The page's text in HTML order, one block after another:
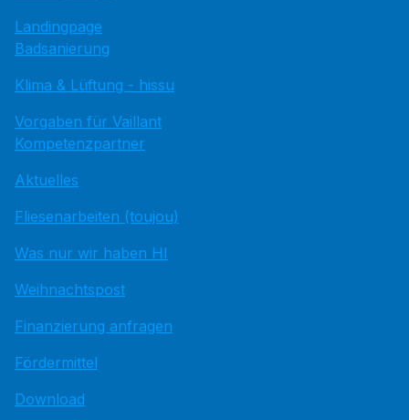
Landingpage
Badsanierung
Klima & Lüftung - hissu
Vorgaben für Vaillant
Kompetenzpartner
Aktuelles
Fliesenarbeiten (toujou)
Was nur wir haben HI
Weihnachtspost
Finanzierung anfragen
Fördermittel
Download